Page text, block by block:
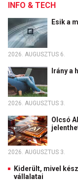
INFO & TECH
Esik a
2026. AUGUSZTUS 6.
Irány a
2026. AUGUSZTUS 3.
Olcsó
2026. AUGUSZTUS 3.
Kiderült, mivel
vállalatai